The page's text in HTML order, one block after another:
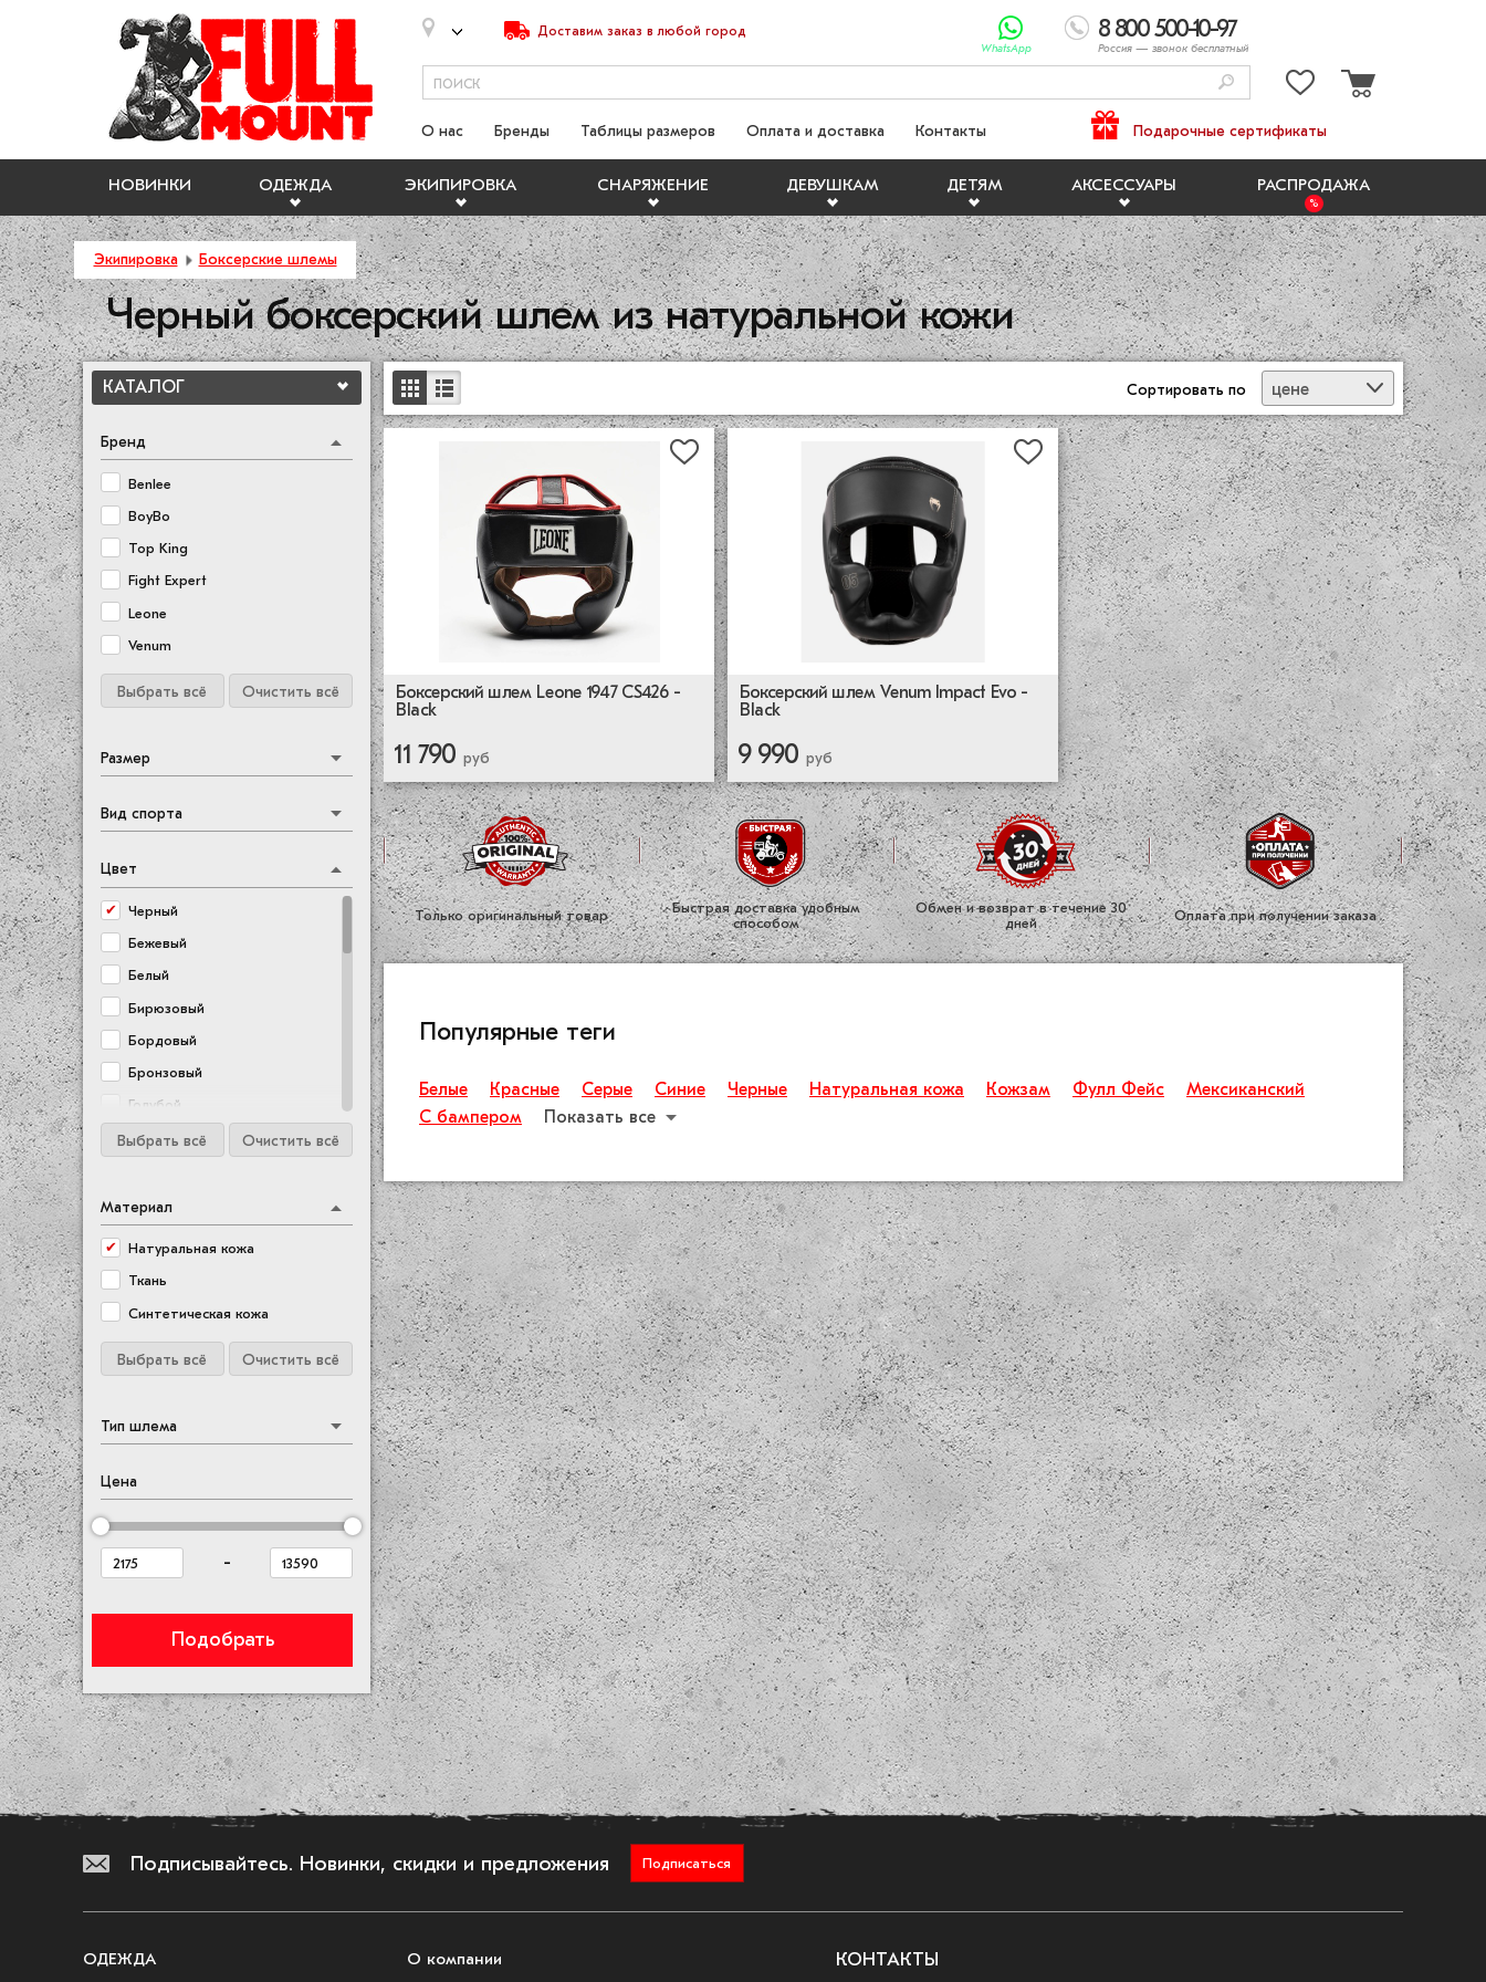
Доставим заказ в любой город 8 800 500-10-97
Россия — звонок бесплатный
WhatsApp
НОВИНКИ ОДЕЖДА ЭКИПИРОВКА СНАРЯЖЕНИЕ ДЕВУШКАМ ДЕТЯМ АКСЕССУАРЫ РАСПРОДАЖА
О нас Бренды Таблицы размеров Оплата и доставка Контакты Подарочные сертификаты
Экипировка Боксерские шлемы
Черный боксерский шлем из натуральной кожи
КАТАЛОГ
Бренд
Benlee
BoyBo
Top King
Fight Expert
Leone
Venum
Выбрать всё Очистить всё
Размер
Вид спорта
Цвет
Черный
Бежевый
Белый
Бирюзовый
Бордовый
Бронзовый
Голубой
Желтый
Золотой
Оранжевый
Розовый
Серый
Синий
Выбрать всё Очистить всё
Материал
Натуральная кожа
Ткань
Синтетическая кожа
Выбрать всё Очистить всё
Тип шлема
Цена
-
Подобрать
Сортировать по цене
Боксерский шлем Leone 1947 CS426 -
Black
11 790 руб
Боксерский шлем Venum Impact Evo -
Black
9 990 руб
Только ориги­нальный товар
Быстрая доставка удобным
способом
Обмен и возврат в течение 30
дней
Оплата при получении заказа
Популярные теги
Белые Красные Серые Синие Черные Натуральная кожа Кожзам Фулл Фейс
Мексиканский
С бампером
Показать все
Подписывайтесь. Новинки, скидки и предложения Подписаться
КОНТАКТЫ
ОДЕЖДА О компании